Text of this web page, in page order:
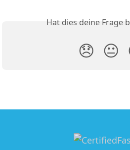
Hat dies deine Frage
😞 😐